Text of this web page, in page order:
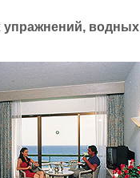
упражнений, водных